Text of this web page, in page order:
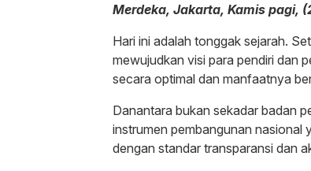
Merdeka, Jakarta, Kamis pagi,
Hari ini adalah tonggak sejarah.
mewujudkan visi para pendiri dan
secara optimal dan manfaatnya
Danantara bukan sekadar badan
instrumen pembangunan nasional
dengan standar transparansi dan